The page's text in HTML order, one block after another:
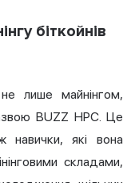
біткойнів
лише майнінгом,
BUZZ HPC. Це
які вона
складами,